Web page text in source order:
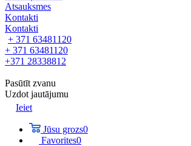
Atsauksmes
Kontakti
Kontakti
+ 371 63481120
+ 371 63481120
+371 28338812
Pasūtīt zvanu
Uzdot jautājumu
Ieiet
Jūsu grozs0
Favorites0